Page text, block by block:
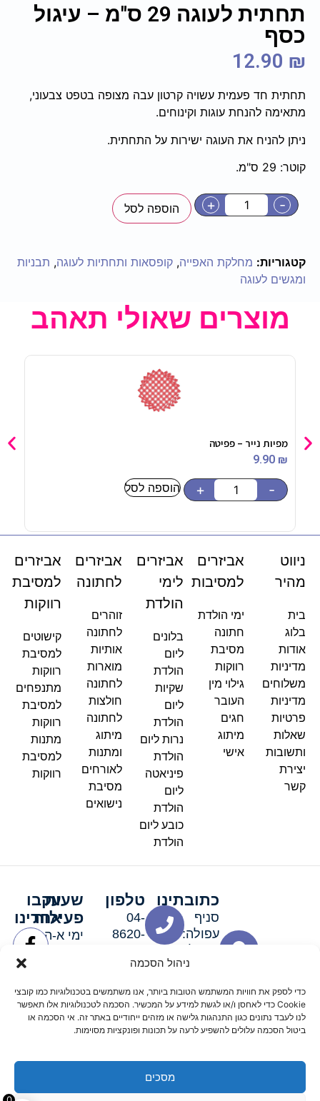
ניהול הסכמה
כדי לספק את חוויות המשתמש הטובות ביותר, אנו משתמשים בטכנולוגיות כמו קובצי
Cookie כדי לאחסן ו/או לגשת למידע על המכשיר. הסכמה לטכנולוגיות אלו תאפשר
לנו לעבד נתונים כגון התנהגות גלישה או מזהים ייחודיים באתר זה. אי הסכמה או
ביטול הסכמה עלולים להשפיע לרעה על תכונות ופונקציות מסוימות.
מסכים
תחתית לעוגה 29 ס"מ – עיגול
כסף
12.90 ₪
תחתית חד פעמית עשויה קרטון עבה מצופה בטפט צבעוני,
מתאימה להנחת עוגות וקינוחים.
ניתן להניח את העוגה ישירות על התחתית.
קוטר: 29 ס"מ.
-
+ הוספה לסל
קטגוריות: מחלקת האפייה, קופסאות ותחתיות לעוגה, תבניות
ומגשים לעוגה
מוצרים שאולי תאהב
מפיות נייר – פפיטה
9.90 ₪
-
+ הוספה לסל
ניווט
מהיר
בית
בלוג
אודות
מדיניות
משלוחים
מדיניות
פרטיות
שאלות
ותשובות
יצירת
קשר
אביזרים
למסיבות
ימי הולדת
חתונה
מסיבת
רווקות
גילוי מין
העובר
חגים
מיתוג
אישי
אביזרים
לימי
הולדת
בלונים
ליום
הולדת
שקיות
ליום
הולדת
נרות ליום
הולדת
פיניאטה
ליום
הולדת
כובע ליום
הולדת
אביזרים
לחתונה
זוהרים
לחתונה
אותיות
מוארות
לחתונה
חולצות
לחתונה
מיתוג
ומתנות
לאורחים
מסיבת
נישואים
אביזרים
למסיבת
רווקות
קישוטים
למסיבת
רווקות
מתנפחים
למסיבת
רווקות
מתנות
למסיבת
רווקות
כתובתינו
סניף
עפולה:
סניף מגדל
האלה 19
טלפון
04-
8620-
שעות
פעילות
ימי א-ה:
ימי שישי
וערבי חג:
8:30-
15:00
עקבו
אחרינו